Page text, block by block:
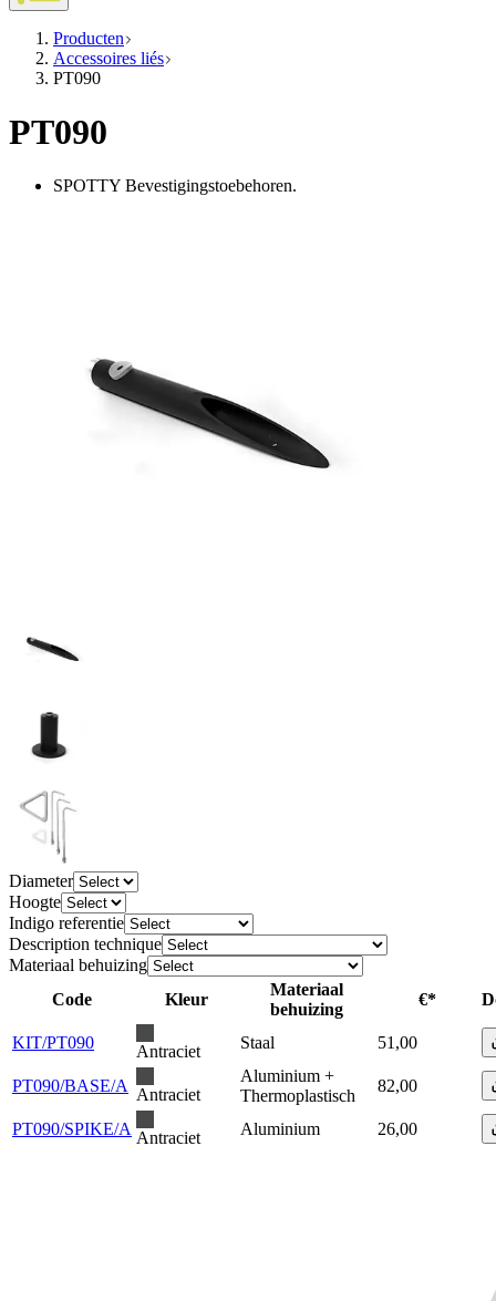
Producten
Accessoires liés
PT090
PT090
SPOTTY Bevestigingstoebehoren.
Diameter
Hoogte
Indigo referentie
Description technique
Materiaal behuizing
Code
Kleur
Materiaal
behuizing
€*
KIT/PT090 Antraciet Staal 51,00
PT090/BASE/A Antraciet
Aluminium +
Thermoplastisch
82,00
PT090/SPIKE/A Antraciet Aluminium 26,00